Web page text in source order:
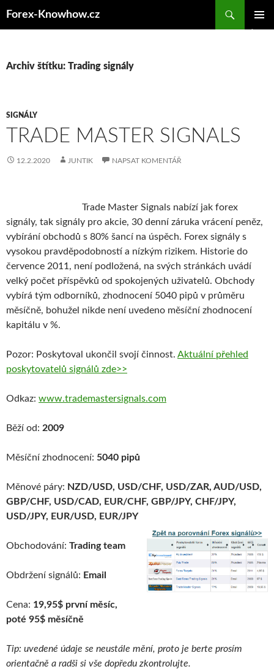
Forex-Knowhow.cz
Archiv štítku: Trading signály
SIGNÁLY
TRADE MASTER SIGNALS
12.2.2020 JUNTIK NAPSAT KOMENTÁŘ
Trade Master Signals nabízí jak forex
signály, tak signály pro akcie, 30 denní záruka vrácení peněz,
vybírání obchodů s 80% šancí na úspěch. Forex signály s
vysokou pravděpodobností a nízkým rizikem. Historie do
července 2011, není podložená, na svých stránkách uvádí
velký počet příspěvků od spokojených uživatelů. Obchody
vybírá tým odborníků, zhodnocení 5040 pipů v průměru
měsíčně, bohužel nikde není uvedeno měsíční zhodnocení
kapitálu v %.
Pozor: Poskytoval ukončil svojí činnost. Aktuální přehled
poskytovatelů signálů zde>>
Odkaz: www.trademastersignals.com
Běží od: 2009
Měsíční zhodnocení: 5040 pipů
Měnové páry: NZD/USD, USD/CHF, USD/ZAR, AUD/USD,
GBP/CHF, USD/CAD, EUR/CHF, GBP/JPY, CHF/JPY,
USD/JPY, EUR/USD, EUR/JPY
Obchodování: Trading team
Obdržení signálů: Email
Cena: 19,95$ první měsíc,
poté 95$ měsíčně
Tip: uvedené údaje se neustále mění, proto je berte prosím
orientačně a radši si vše dopředu zkontrolujte.